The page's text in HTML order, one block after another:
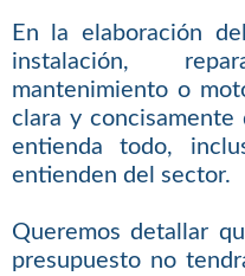
En la elaboración
instalación,
mantenimiento o
clara y
entienda todo,
entienden del sector.
Queremos detallar
presupuesto no